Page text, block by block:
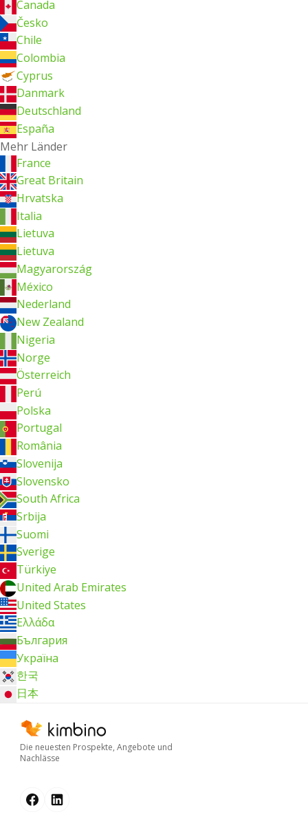
Canada
Česko
Chile
Colombia
Cyprus
Danmark
Deutschland
España
Mehr Länder
France
Great Britain
Hrvatska
Italia
Lietuva
Lietuva
Magyarország
México
Nederland
New Zealand
Nigeria
Norge
Österreich
Perú
Polska
Portugal
România
Slovenija
Slovensko
South Africa
Srbija
Suomi
Sverige
Türkiye
United Arab Emirates
United States
Ελλάδα
България
Україна
한국
日本
Die neuesten Prospekte, Angebote und
Nachlässe